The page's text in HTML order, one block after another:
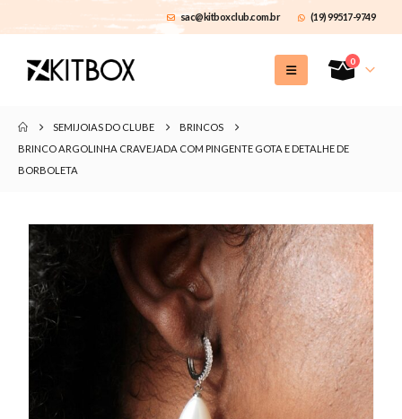
sac@kitboxclub.com.br (19) 99517-9749
0
SEMIJOIAS DO CLUBE
BRINCOS
BRINCO ARGOLINHA CRAVEJADA COM PINGENTE GOTA E DETALHE DE
BORBOLETA